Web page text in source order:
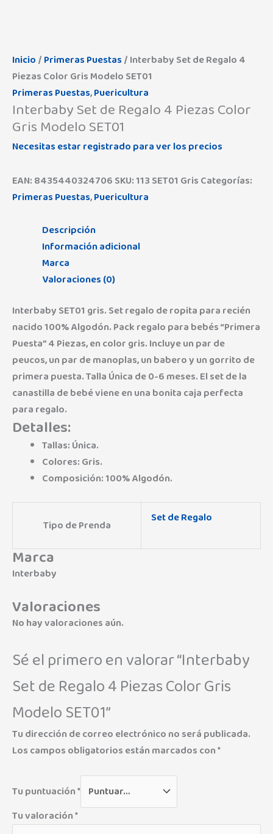
Inicio/Primeras Puestas/ Interbaby Set de Regalo 4
Piezas Color Gris Modelo SET01
Primeras Puestas,Puericultura
Interbaby Set de Regalo 4 Piezas Color
Gris Modelo SET01
Necesitas estar registrado para ver los precios
EAN:8435440324706SKU:113 SET01 GrisCategorías:
Primeras Puestas,Puericultura
Descripción
Información adicional
Marca
Valoraciones (0)
Interbaby SET01 gris. Set regalo de ropita para recién
nacido 100% Algodón.Pack regalo para bebés “Primera
Puesta” 4 Piezas, en color gris.Incluye un par de
peucos, un par de manoplas, un babero y un gorrito de
primera puesta.Talla Única de 0-6 meses.El set de la
canastilla de bebé viene en una bonita caja perfecta
para regalo.
Detalles:
Tallas: Única.
Colores: Gris.
Composición: 100% Algodón.
Tipo de Prenda Set de Regalo
Marca
Interbaby
Valoraciones
No hay valoraciones aún.
Sé el primero en valorar “Interbaby
Set de Regalo 4 Piezas Color Gris
Modelo SET01”
Tu dirección de correo electrónico no será publicada.
Los campos obligatorios están marcados con*
Tu puntuación*
Tu valoración*